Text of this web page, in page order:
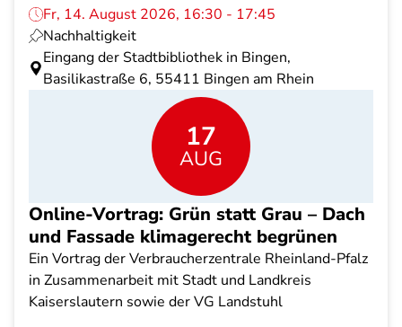
Fr, 14. August 2026, 16:30 - 17:45
Nachhaltigkeit
Eingang der Stadtbibliothek in Bingen,
Basilikastraße 6, 55411 Bingen am Rhein
17
AUG
Online-Vortrag: Grün statt Grau – Dach
und Fassade klimagerecht begrünen
Ein Vortrag der Verbraucherzentrale Rheinland-Pfalz
in Zusammenarbeit mit Stadt und Landkreis
Kaiserslautern sowie der VG Landstuhl